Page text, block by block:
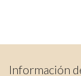
Información